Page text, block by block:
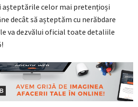
așteptările celor mai pretențioși
decât să așteptăm cu nerăbdare
va dezvălui oficial toate detaliile